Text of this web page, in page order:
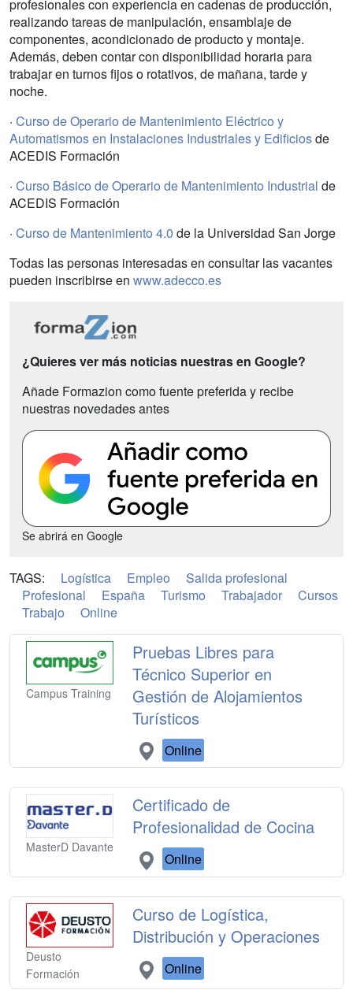
profesionales con experiencia en cadenas de producción,
realizando tareas de manipulación, ensamblaje de
componentes, acondicionado de producto y montaje.
Además, deben contar con disponibilidad horaria para
trabajar en turnos fijos o rotativos, de mañana, tarde y
noche.
· Curso de Operario de Mantenimiento Eléctrico y
Automatismos en Instalaciones Industriales y Edificiosde
ACEDIS Formación
· Curso Básico de Operario de Mantenimiento Industrial de
ACEDIS Formación
· Curso de Mantenimiento 4.0 de la Universidad San Jorge
Todas las personas interesadas en consultar las vacantes
pueden inscribirse en www.adecco.es
¿Quieres ver más noticias nuestras en Google?
Añade Formazion como fuente preferida y recibe
nuestras novedades antes
Se abrirá en Google
TAGS: Logística Empleo
Salida profesional
Profesional
España Turismo Trabajador
Cursos
Trabajo
Online
Campus Training
Pruebas Libres para
Técnico Superior en
Gestión de Alojamientos
Turísticos
Online
MasterD Davante
Certificado de
Profesionalidad de Cocina
Online
Deusto
Formación
Curso de Logística,
Distribución y Operaciones
Online